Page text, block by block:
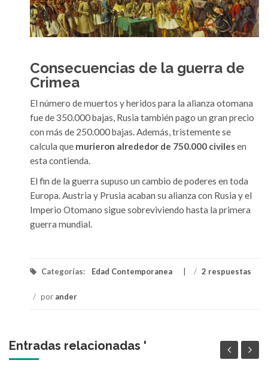
Consecuencias de la guerra de
Crimea
El número de muertos y heridos para la alianza otomana
fue de 350.000 bajas, Rusia también pago un gran precio
con más de 250.000 bajas. Además, tristemente se
calcula que murieron alrededor de 750.000 civilesen
esta contienda.
El fin de la guerra supuso un cambio de poderes en toda
Europa. Austria y Prusia acaban su alianza con Rusia y el
Imperio Otomano sigue sobreviviendo hasta la primera
guerra mundial.
Categorías: Edad Contemporanea / 2 respuestas
/ por ander
Entradas relacionadas '